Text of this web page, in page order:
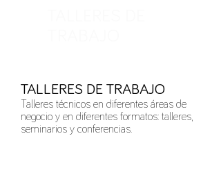
TALLERES DE TRABAJO
Talleres técnicos en diferentes áreas de
negocio y en diferentes formatos: talleres,
seminarios y conferencias.